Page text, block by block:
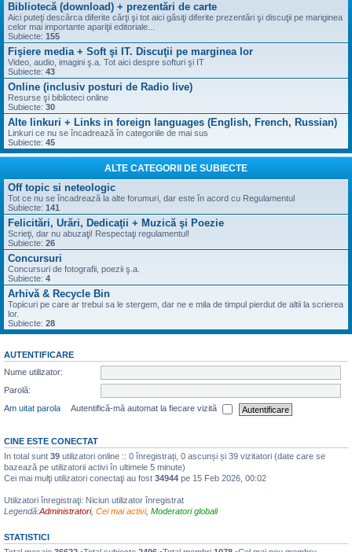
Bibliotecă (download) + prezentări de carte
Aici puteţi descărca diferite cărţi şi tot aici găsiţi diferite prezentări şi discuţii pe mariginea
celor mai importante apariţii editoriale...
Subiecte: 155
Fişiere media + Soft şi IT. Discuţii pe marginea lor
Video, audio, imagini ş.a. Tot aici despre softuri şi IT
Subiecte: 43
Online (inclusiv posturi de Radio live)
Resurse şi biblioteci online
Subiecte: 30
Alte linkuri + Links in foreign languages (English, French, Russian)
Linkuri ce nu se încadrează în categoriile de mai sus
Subiecte: 45
ALTE CATEGORII DE SUBIECTE
Off topic si neteologic
Tot ce nu se încadrează la alte forumuri, dar este în acord cu Regulamentul
Subiecte: 141
Felicitări, Urări, Dedicaţii + Muzică şi Poezie
Scrieţi, dar nu abuzaţi! Respectaţi regulamentul!
Subiecte: 26
Concursuri
Concursuri de fotografii, poezii ş.a.
Subiecte: 4
Arhivă & Recycle Bin
Topicuri pe care ar trebui sa le stergem, dar ne e mila de timpul pierdut de altii la scrierea
lor.
Subiecte: 28
AUTENTIFICARE
Nume utilizator:
Parolă:
Am uitat parola
Autentifică-mă automat la fiecare vizită
CINE ESTE CONECTAT
In total sunt 39 utilizatori online :: 0 înregistrați, 0 ascunși și 39 vizitatori (date care se
bazează pe utilizatorii activi în ultimele 5 minute)
Cei mai mulţi utilizatori conectaţi au fost 34944 pe 15 Feb 2026, 00:02
Utilizatori înregistraţi: Niciun utilizator înregistrat
Legendă:Administratori, Cei mai activi, Moderatori globali
STATISTICI